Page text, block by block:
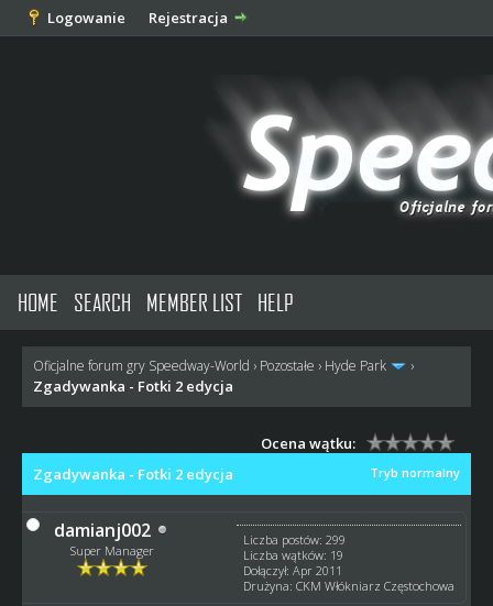
Logowanie Rejestracja
HOME SEARCH MEMBER LIST HELP
Oficjalne forum gry Speedway-World › Pozostałe › Hyde Park ›
Zgadywanka - Fotki 2 edycja
Ocena wątku:
Tryb normalny
Zgadywanka - Fotki 2 edycja
damianj002
Super Manager
Liczba postów: 299
Liczba wątków: 19
Dołączył: Apr 2011
Drużyna: CKM Włókniarz Częstochowa